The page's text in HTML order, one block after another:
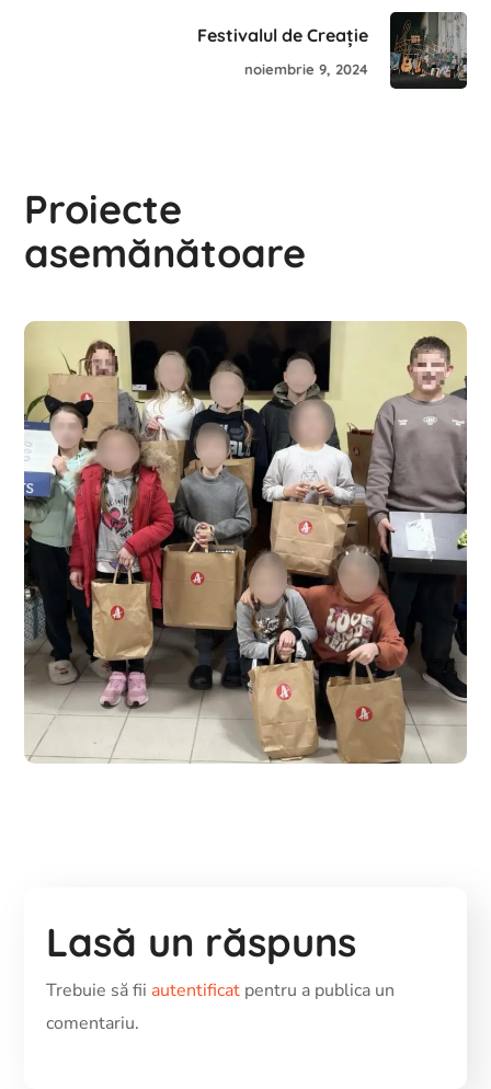
Festivalul de Creație
noiembrie 9, 2024
Proiecte
asemănătoare
Curcubeul Speranței
#Sociale
Lasă un răspuns
Trebuie să fii autentificat pentru a publica un
comentariu.